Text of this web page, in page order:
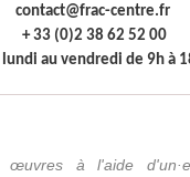
contact@frac-centre.fr
+ 33 (0)2 38 62 52 00
lundi au vendredi de 9h à
œuvres à l'aide d'un·e